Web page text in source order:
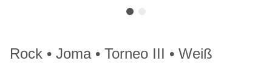
Rock • Joma • Torneo III • Weiß